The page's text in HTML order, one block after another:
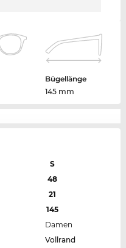
Bügellänge
145 mm
S
48
21
145
Damen
Vollrand